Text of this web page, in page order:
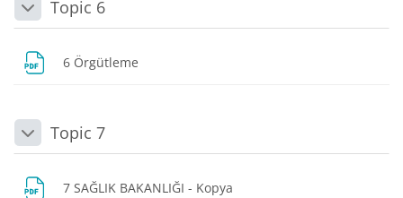
DaraltTopic 6
6 Örgütleme
DaraltTopic 7
7 SAĞLIK BAKANLIĞI - Kopya